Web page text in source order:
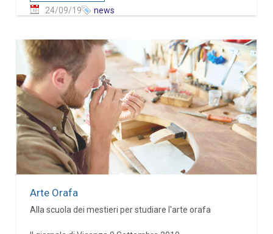
24/09/19 news
Arte Orafa
Alla scuola dei mestieri per studiare l'arte orafa